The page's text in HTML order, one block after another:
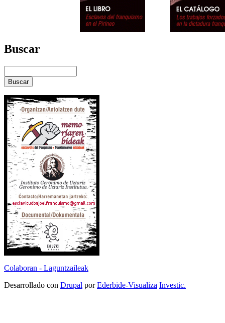
Buscar
Colaboran - Laguntzaileak
Desarrollado con Drupal porEderbide-Visualiza Investic.